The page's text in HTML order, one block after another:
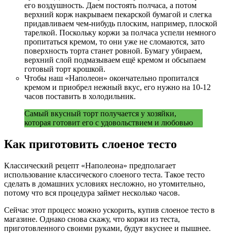
его воздушность. Даем постоять полчаса, а потом
верхний корж накрываем пекарской бумагой и слегка
придавливаем чем-нибудь плоским, например, плоской
тарелкой. Поскольку коржи за полчаса успели немного
пропитаться кремом, то они уже не сломаются, зато
поверхность торта станет ровной. Бумагу убираем,
верхний слой подмазываем ещё кремом и обсыпаем
готовый торт крошкой.
Чтобы наш «Наполеон» окончательно пропитался
кремом и приобрел нежный вкус, его нужно на 10-12
часов поставить в холодильник.
Самый вкусный торт получается у хозяйки,
которая готовит его с удовольствием и любовью
Как приготовить слоеное тесто
Классический рецепт «Наполеона» предполагает
использование классического слоеного теста. Такое тесто
сделать в домашних условиях несложно, но утомительно,
потому что вся процедура займет несколько часов.
Сейчас этот процесс можно ускорить, купив слоеное тесто в
магазине. Однако снова скажу, что коржи из теста,
приготовленного своими руками, будут вкуснее и пышнее.